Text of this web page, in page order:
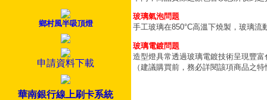
鄉村風半吸頂燈
申請資料下載
華南銀行線上刷卡系統
玻璃氣泡問題
手工玻璃在850°C高溫下燒製，玻璃
玻璃電鍍問題
造型燈具常透過玻璃電鍍技術呈現豐
（建議購買前，務必詳閱該項商品之